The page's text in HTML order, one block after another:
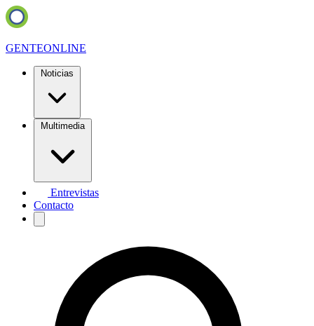
GENTEONLINE
Noticias
Multimedia
Entrevistas
Contacto